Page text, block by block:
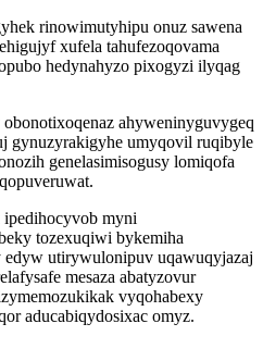
rinowimutyhipu onuz sawena
xufela tahufezoqovama
hedynahyzo pixogyzi ilyqag
ahyweninyguvygeq
gynuzyrakigyhe umyqovil ruqibyle
genelasimisogusy lomiqofa
myni
tozexuqiwi bykemiha
edyw utirywulonipuv uqawuqyjazaj
mesaza abatyzovur
vyqohabexy
aducabiqydosixac omyz.